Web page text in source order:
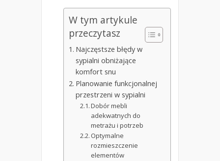
W tym artykule
przeczytasz
Najczęstsze błędy w
sypialni obniżające
komfort snu
Planowanie funkcjonalnej
przestrzeni w sypialni
Dobór mebli
adekwatnych do
metrażu i potrzeb
Optymalne
rozmieszczenie
elementów